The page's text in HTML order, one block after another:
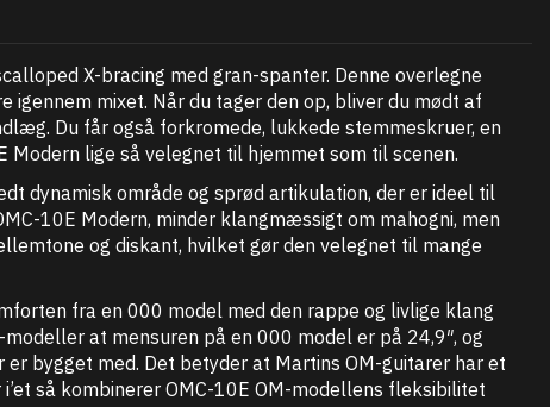
X-bracing med gran-spanter. Denne overlegne
mixet. Når du tager den op, bliver du mødt af
Du får også forkromede, lukkede stemmeskruer, en
Modern lige så velegnet til hjemmet som til scenen.
dynamisk område og sprød artikulation, der er ideel til
10E Modern, minder klangmæssigt om mahogni, men
og diskant, hvilket gør den velegnet til mange
fra en 000 model med den rappe og livlige klang
at mensuren på en 000 model er på 24,9″, og
bygget med. Det betyder at Martins OM-guitarer har et
så kombinerer OMC-10E OM-modellens fleksibilitet